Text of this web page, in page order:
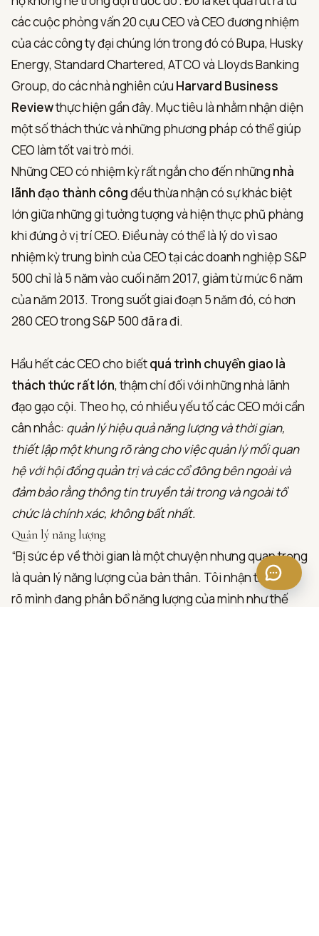
các cuộc phỏng vấn 20 cựu CEO và CEO đương nhiệm
của các công ty đại chúng lớn trong đó có Bupa, Husky
Energy, Standard Chartered, ATCO và Lloyds Banking
Group, do các nhà nghiên cứu Harvard Business
Reviewthực hiện gần đây. Mục tiêu là nhằm nhận diện
một số thách thức và những phương pháp có thể giúp
CEO làm tốt vai trò mới.
Những CEO có nhiệm kỳ rất ngắn cho đến những nhà
lãnh đạo thành côngđều thừa nhận có sự khác biệt
lớn giữa những gì tưởng tượng và hiện thực phũ phàng
khi đứng ở vị trí CEO. Điều này có thể là lý do vì sao
nhiệm kỳ trung bình của CEO tại các doanh nghiệp S&P
500 chỉ là 5 năm vào cuối năm 2017, giảm từ mức 6 năm
của năm 2013. Trong suốt giai đoạn 5 năm đó, có hơn
280 CEO trong S&P 500 đã ra đi.
Hầu hết các CEO cho biếtquá trình chuyển giao là
thách thức rất lớn, thậm chí đối với những nhà lãnh
đạo gạo cội. Theo họ, có nhiều yếu tố các CEO mới cần
cân nhắc: quản lý hiệu quả năng lượng và thời gian,
thiết lập một khung rõ ràng cho việc quản lý mối quan
hệ với hội đồng quản trị và các cổ đông bên ngoài và
đảm bảo rằng thông tin truyền tải trong và ngoài tổ
chức là chính xác, không bất nhất.
Quản lý năng lượng
“Bị sức ép về thời gian là một chuyện nhưng quan trọng
là quản lý năng lượng của bản thân. Tôi nhận thức rất
rõ mình đang phân bổ năng lượng của mình như thế